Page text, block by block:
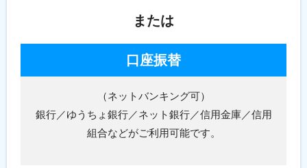
または
口座振替
（ネットバンキング可）
銀行／ゆうちょ銀行／ネット銀行／信用金庫／信用
組合などがご利用可能です。